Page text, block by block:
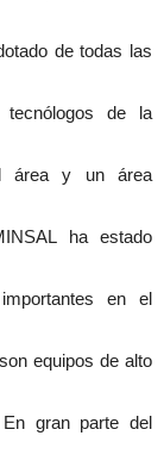
de todas las
de la
área y un área
ha estado
en el
equipos de alto
gran parte del